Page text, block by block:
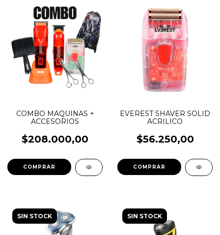
COMBO MAQUINAS +
ACCESORIOS
$208.000,00
EVEREST SHAVER SOLID
ACRILICO
$56.250,00
SIN STOCK SIN STOCK